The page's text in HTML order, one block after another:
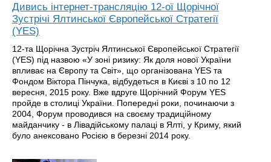
Дивись інтернет-трансляцію 12-ої Щорічної
Зустрічі Ялтинської Європейської Стратегії
(YES)
12-та Щорічна Зустріч Ялтинської Європейської Стратегії
(YES) під назвою «У зоні ризику: Як доля нової України
впливає на Європу та Світ», що організована YES та
Фондом Віктора Пінчука, відбудеться в Києві з 10 по 12
вересня, 2015 року. Вже вдруге Щорічний Форум YES
пройде в столиці України. Попередні роки, починаючи з
2004, Форум проводився на своєму традиційному
майданчику - в Лівадійському палаці в Ялті, у Криму, який
було анексовано Росією в березні 2014 року.